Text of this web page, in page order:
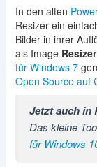
In den alten
Resizer ein
Bilder in ihrer
als Image
für Windows 7
Open Source auf
Jetzt auch in
Das kleine
für Windows